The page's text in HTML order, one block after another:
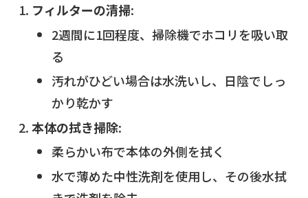
フィルターの清掃:
2週間に1回程度、掃除機でホコリを吸い取
る
汚れがひどい場合は水洗いし、日陰でしっ
かり乾かす
本体の拭き掃除:
柔らかい布で本体の外側を拭く
水で薄めた中性洗剤を使用し、その後水拭